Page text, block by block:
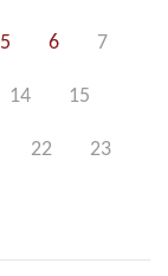
5 6 7
14 15
22 23